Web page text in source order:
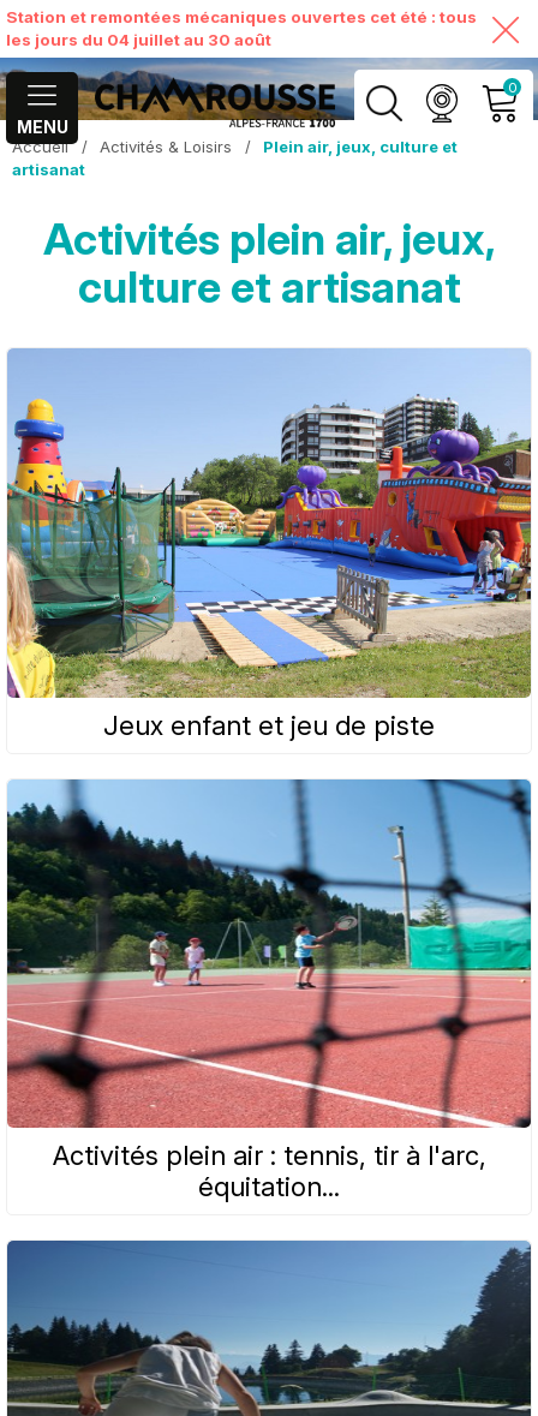
Station et remontées mécaniques ouvertes cet été : tous
les jours du 04 juillet au 30 août
MENU
0
MON COMPTE
VOIR MON PANIER
Accueil / Activités & Loisirs /
Plein air, jeux, culture et
artisanat
Activités plein air, jeux,
culture et artisanat
Jeux enfant et jeu de piste
Activités plein air : tennis, tir à l'arc,
équitation...